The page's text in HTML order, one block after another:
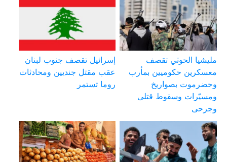
مليشيا الحوثي تقصف
معسكرين حكوميين بمأرب
وحضرموت بصواريخ
ومسيّرات وسقوط قتلى
وجرحى
إسرائيل تقصف جنوب لبنان
عقب مقتل جنديين ومحادثات
روما تستمر